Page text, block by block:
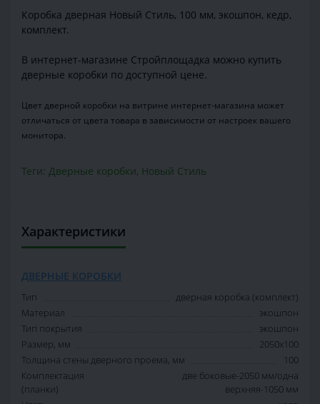
Коробка дверная Новый Стиль, 100 мм, экошпон, кедр,
комплект.
В интернет-магазине Стройплощадка можно купить
дверные коробки по доступной цене.
Цвет дверной коробки на витрине интернет-магазина может
отличаться от цвета товара в зависимости от настроек вашего
монитора.
Теги: Дверные коробки, Новый Стиль
Характеристики
ДВЕРНЫЕ КОРОБКИ
Тип
дверная коробка (комплект)
Материал
экошпон
Тип покрытия
экошпон
Размер, мм
2050х100
Толщина стены дверного проема, мм
100
Комплектация
(планки)
две боковые-2050 мм/одна
верхняя-1050 мм